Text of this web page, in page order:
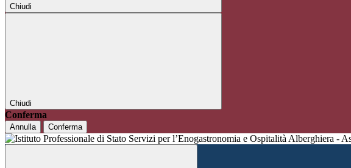
Chiudi
Chiudi
Conferma
Annulla Conferma